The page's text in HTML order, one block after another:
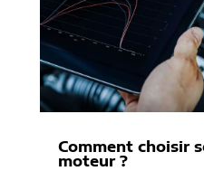
Comment choisir
moteur ?